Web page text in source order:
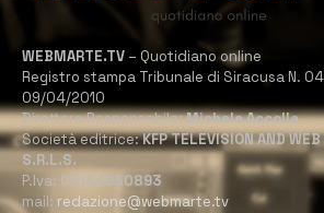
WEBMARTE.TV – Quotidiano online
Registro stampa Tribunale di Siracusa N.
09/04/2010
Direttore Responsabile:Michele Accolla
Società editrice:KFP TELEVISION AND
S.R.L.S.
P.Iva: 02184950893
mail: redazione@webmarte.tv